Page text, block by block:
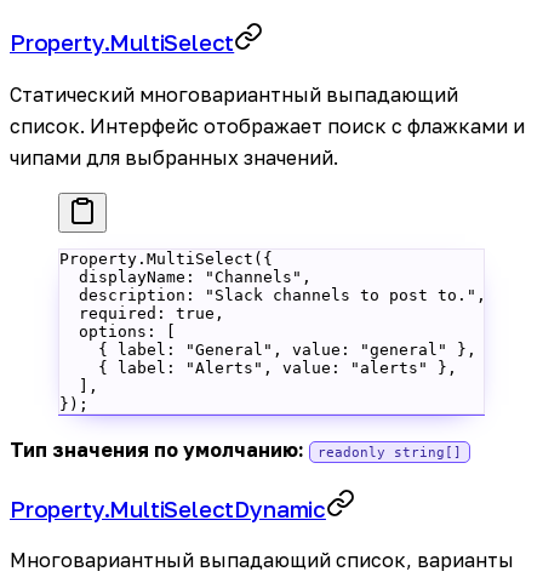
Property.MultiSelect
Статический многовариантный выпадающий
список. Интерфейс отображает поиск с флажками и
чипами для выбранных значений.
Property. MultiSelect ({
  displayName:
"Channels" ,
  description:
"Slack channels to post to." ,
  required:
true ,
  options: [
    { label:
"General" , value: "general"
},
    { label:
"Alerts" , value: "alerts"
},
  ],
});
Тип значения по умолчанию: readonly string[]
Property.MultiSelectDynamic
Многовариантный выпадающий список, варианты